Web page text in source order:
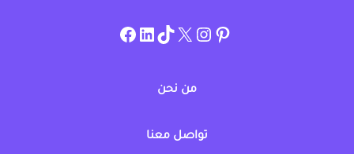
pinterest
allcouponat
twitter
TikTok
linkedin
facebook
من نحن
تواصل معنا